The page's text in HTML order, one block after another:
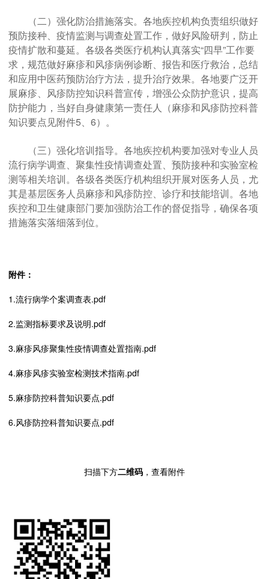
（二）强化防治措施落实。各地疾控机构负责组织做好
预防接种、疫情监测与调查处置工作，做好风险研判，防止
疫情扩散和蔓延。各级各类医疗机构认真落实“四早”工作要
求，规范做好麻疹和风疹病例诊断、报告和医疗救治，总结
和应用中医药预防治疗方法，提升治疗效果。各地要广泛开
展麻疹、风疹防控知识科普宣传，增强公众防护意识，提高
防护能力，当好自身健康第一责任人（麻疹和风疹防控科普
知识要点见附件5、6）。
（三）强化培训指导。各地疾控机构要加强对专业人员
流行病学调查、聚集性疫情调查处置、预防接种和实验室检
测等相关培训。各级各类医疗机构组织开展对医务人员，尤
其是基层医务人员麻疹和风疹防控、诊疗和技能培训。各地
疾控和卫生健康部门要加强防治工作的督促指导，确保各项
措施落实落细落到位。
附件：
1.流行病学个案调查表.pdf
2.监测指标要求及说明.pdf
3.麻疹风疹聚集性疫情调查处置指南.pdf
4.麻疹风疹实验室检测技术指南.pdf
5.麻疹防控科普知识要点.pdf
6.风疹防控科普知识要点.pdf
扫描下方二维码 ，查看附件